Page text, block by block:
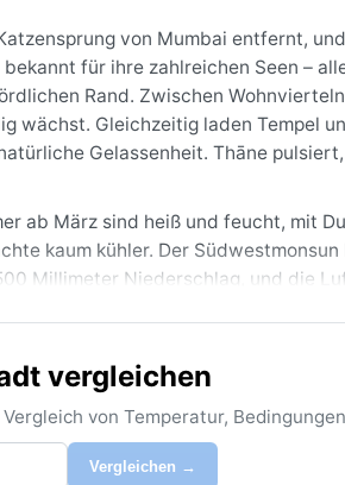
von Mumbai entfernt,
für ihre zahlreichen Seen –
Rand. Zwischen
wächst. Gleichzeitig laden Tempel
Gelassenheit. Thāne
ab März sind heiß und feucht, mit
kaum kühler. Der
Millimeter Niederschlag, und die
wenn die Luft klar und die Hitze
ab. Im März beginnt die Vor-Monsun-
der oft innerhalb von
vergleichen
von Temperatur,
Vergleichen →